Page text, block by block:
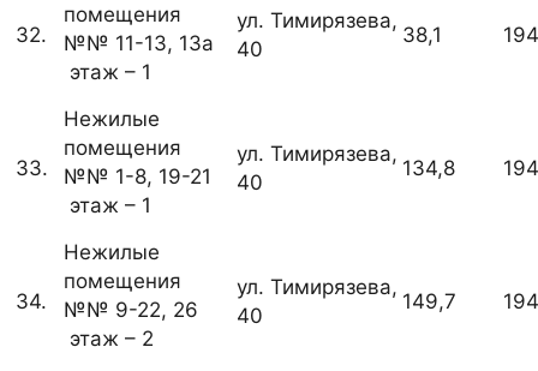
32.
помещения
№№ 11-13, 13а
этаж – 1
ул. Тимирязева,
40
38,1
33.
Нежилые
помещения
№№ 1-8, 19-21
этаж – 1
ул. Тимирязева,
40
134,8
34.
Нежилые
помещения
№№ 9-22, 26
этаж – 2
ул. Тимирязева,
40
149,7